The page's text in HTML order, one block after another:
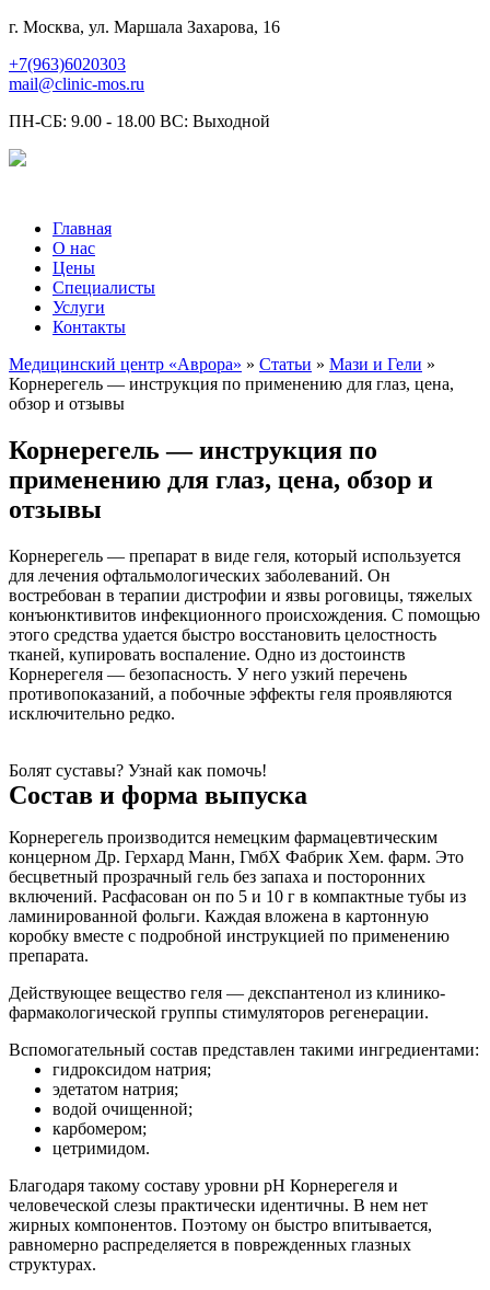
г. Москва, ул. Маршала Захарова, 16
+7(963)6020303
mail@clinic-mos.ru
ПН-СБ: 9.00 - 18.00 ВС: Выходной
Главная
О нас
Цены
Специалисты
Услуги
Контакты
Медицинский центр «Аврора» » Статьи » Мази и Гели »
Корнерегель — инструкция по применению для глаз, цена,
обзор и отзывы
Корнерегель — инструкция по
применению для глаз, цена, обзор и
отзывы
Корнерегель — препарат в виде геля, который используется
для лечения офтальмологических заболеваний. Он
востребован в терапии дистрофии и язвы роговицы, тяжелых
конъюнктивитов инфекционного происхождения. С помощью
этого средства удается быстро восстановить целостность
тканей, купировать воспаление. Одно из достоинств
Корнерегеля — безопасность. У него узкий перечень
противопоказаний, а побочные эффекты геля проявляются
исключительно редко.
Болят суставы? Узнай как помочь!
Состав и форма выпуска
Корнерегель производится немецким фармацевтическим
концерном Др. Герхард Манн, ГмбХ Фабрик Хем. фарм. Это
бесцветный прозрачный гель без запаха и посторонних
включений. Расфасован он по 5 и 10 г в компактные тубы из
ламинированной фольги. Каждая вложена в картонную
коробку вместе с подробной инструкцией по применению
препарата.
Действующее вещество геля — декспантенол из клинико-
фармакологической группы стимуляторов регенерации.
Вспомогательный состав представлен такими ингредиентами:
гидроксидом натрия;
эдетатом натрия;
водой очищенной;
карбомером;
цетримидом.
Благодаря такому составу уровни pH Корнерегеля и
человеческой слезы практически идентичны. В нем нет
жирных компонентов. Поэтому он быстро впитывается,
равномерно распределяется в поврежденных глазных
структурах.